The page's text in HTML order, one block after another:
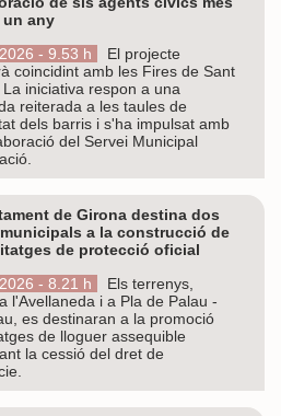
any
- 9.53 h
El projecte
coincidint amb les Fires de Sant
iniciativa respon a una
reiterada a les taules de
dels barris i s'ha impulsat amb
del Servei Municipal
de Girona destina dos
a la construcció de
de protecció oficial
- 8.21 h
Els terrenys,
l'Avellaneda i a Pla de Palau -
es destinaran a la promoció
de lloguer assequible
la cessió del dret de